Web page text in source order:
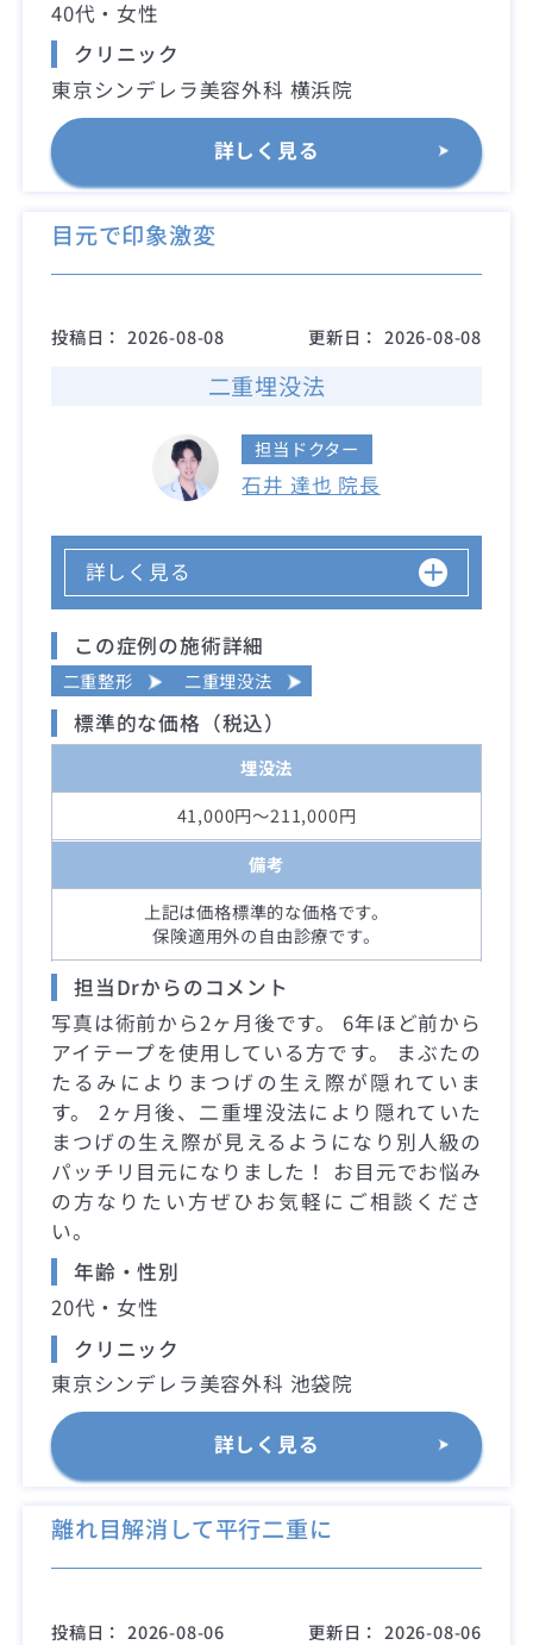
40代・女性
クリニック
東京シンデレラ美容外科 横浜院
詳しく見る
目元で印象激変
投稿日： 2026-08-08 更新日： 2026-08-08
二重埋没法
担当ドクター
石井 達也 院長
詳しく見る
この症例の施術詳細
二重整形 二重埋没法
標準的な価格（税込）
埋没法
41,000円～211,000円
備考
上記は価格標準的な価格です。
保険適用外の自由診療です。
担当Drからのコメント
写真は術前から2ヶ月後です。 6年ほど前から
アイテープを使用している方です。 まぶたの
たるみによりまつげの生え際が隠れていま
す。 2ヶ月後、二重埋没法により隠れていた
まつげの生え際が見えるようになり別人級の
パッチリ目元になりました！ お目元でお悩み
の方なりたい方ぜひお気軽にご相談くださ
い。
年齢・性別
20代・女性
クリニック
東京シンデレラ美容外科 池袋院
詳しく見る
離れ目解消して平行二重に
投稿日： 2026-08-06 更新日： 2026-08-06